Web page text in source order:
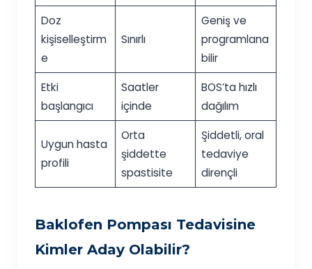
Doz
kişiselleştirm
e
Sınırlı
Geniş ve
programlana
bilir
Etki
başlangıcı
Saatler
içinde
BOS’ta hızlı
dağılım
Uygun hasta
profili
Orta
şiddette
spastisite
Şiddetli, oral
tedaviye
dirençli
Baklofen Pompası Tedavisine
Kimler Aday Olabilir?